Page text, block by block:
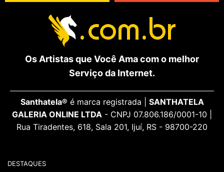
Os Artistas que Você Ama com o melhor
Serviço da Internet.
Santhatela® é marca registrada | SANTHATELA
GALERIA ONLINE LTDA - CNPJ 07.806.186/0001-10 |
Rua Tiradentes, 618, Sala 201, Ijuí, RS - 98700-220
DESTAQUES